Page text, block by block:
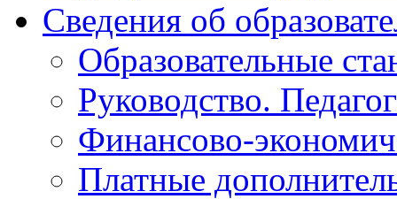
Сведения об
Образовательные
Руководство.
Финансово-
Платные